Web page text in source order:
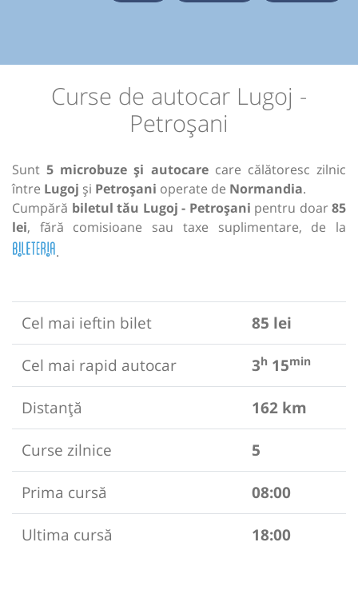
Curse de autocar Lugoj -
Petroșani
Sunt5 microbuze și autocarecare călătoresc zilnic
între Lugoj și Petroșani operate de Normandia.
Cumpără biletul tău Lugoj - Petroșani pentru doar85
lei, fără comisioane sau taxe suplimentare, de la
.
Cel mai ieftin bilet
85 lei
Cel mai rapid autocar
3h 15min
Distanță
162 km
Curse zilnice
5
Prima cursă
08:00
Ultima cursă
18:00